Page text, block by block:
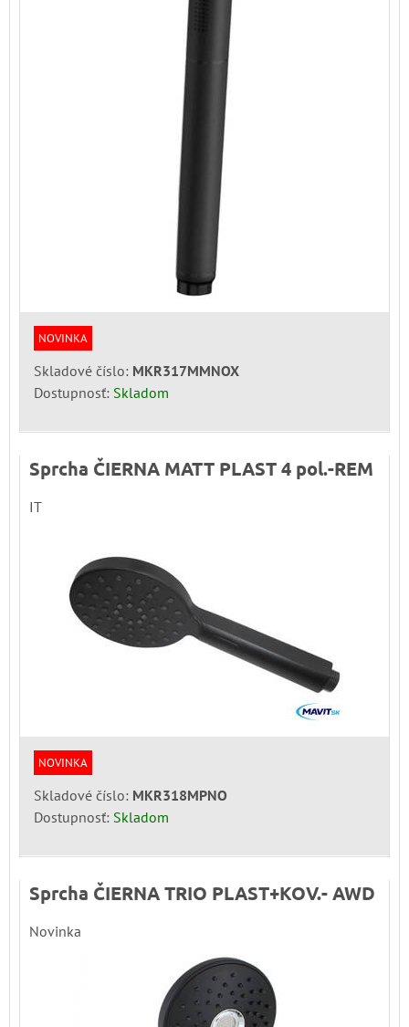
NOVINKA
Skladové číslo: MKR317MMNOX
Dostupnosť: Skladom
Sprcha ČIERNA MATT PLAST 4 pol.-REM
IT
NOVINKA
Skladové číslo: MKR318MPNO
Dostupnosť: Skladom
Sprcha ČIERNA TRIO PLAST+KOV.- AWD
Novinka